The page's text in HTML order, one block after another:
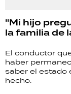
"Mi hijo
la familia de
El conductor
haber
saber el estado
hecho.